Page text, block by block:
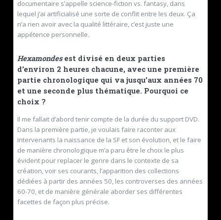
documentaire s’appelle science-fiction vs. fantasy, dans
lequel j’ai artificialisé une sorte de conflit entre les deux. Ça
n’a rien avoir avec la qualité littéraire, c’est juste une
appétence personnelle.
Hexamondesest divisé en deux parties
d’environ 2 heures chacune, avec une première
partie chronologique qui va jusqu’aux années 70
et une seconde plus thématique. Pourquoi ce
choix ?
Il me fallait d’abord tenir compte de la durée du support DVD.
Dans la première partie, je voulais faire raconter aux
intervenants la naissance de la SF et son évolution, et le faire
de manière chronologique m’a paru être le choix le plus
évident pour replacer le genre dans le contexte de sa
création, voir ses courants, l’apparition des collections
dédiées à partir des années 50, les controverses des années
60-70, et de manière générale aborder ses différentes
facettes de façon plus précise.